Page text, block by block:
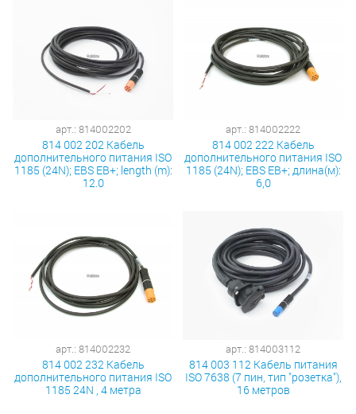
арт.: 814002202
814 002 202 Кабель
дополнительного питания ISO
1185 (24N); EBS EB+; length (m):
12.0
арт.: 814002222
814 002 222 Кабель
дополнительного питания ISO
1185 (24N); EBS EB+; длина(м):
6,0
арт.: 814002232
814 002 232 Кабель
дополнительного питания ISO
1185 24N , 4 метра
арт.: 814003112
814 003 112 Кабель питания
ISO 7638 (7 пин, тип "розетка"),
16 метров